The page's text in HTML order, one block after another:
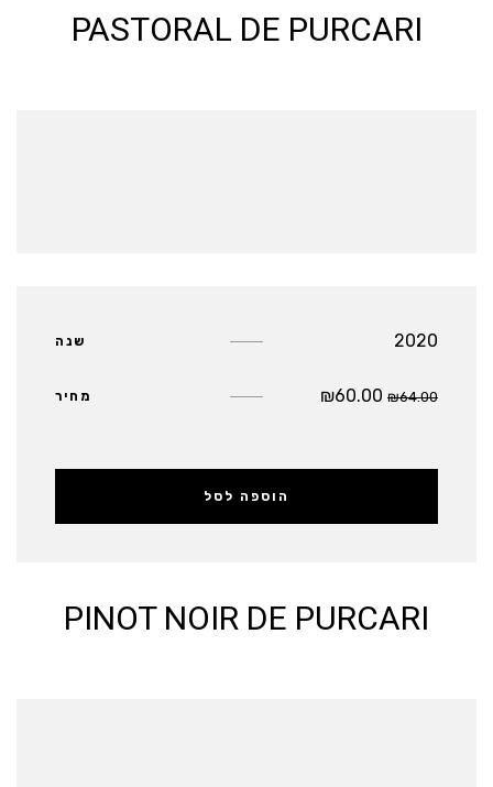
PASTORAL DE PURCARI
שנה 2020
מחיר ₪64.00
₪60.00
הוספה לסל
PINOT NOIR DE PURCARI